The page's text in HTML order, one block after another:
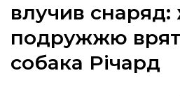
політика
влучив снаряд:
подружжю
собака Річард